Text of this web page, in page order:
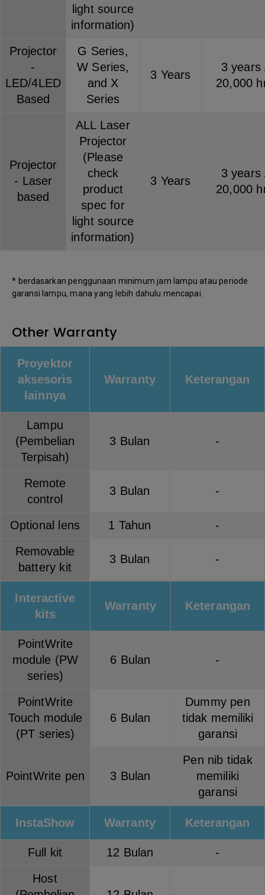
light source
information)
Projector
-
LED/4LED
Based
G Series,
W Series,
and X
Series
3 Years
3 years
20,000
Projector
- Laser
based
ALL Laser
Projector
(Please
check
product
spec for
light source
information)
3 Years
3 years
20,000
* berdasarkan penggunaan minimum jam lampu atau periode
garansi lampu, mana yang lebih dahulu mencapai.
Other Warranty
Proyektor
aksesoris
lainnya
Warranty Keterangan
Lampu
(Pembelian
Terpisah)
3 Bulan -
Remote
control
3 Bulan -
Optional lens 1 Tahun
-
Removable
battery kit
3 Bulan -
Interactive
kits
Warranty Keterangan
PointWrite
module (PW
series)
6 Bulan -
PointWrite
Touch module
(PT series)
6 Bulan
Dummy pen
tidak memiliki
garansi
PointWrite pen 3 Bulan
Pen nib tidak
memiliki
garansi
InstaShow Warranty Keterangan
Full kit 12 Bulan
-
Host